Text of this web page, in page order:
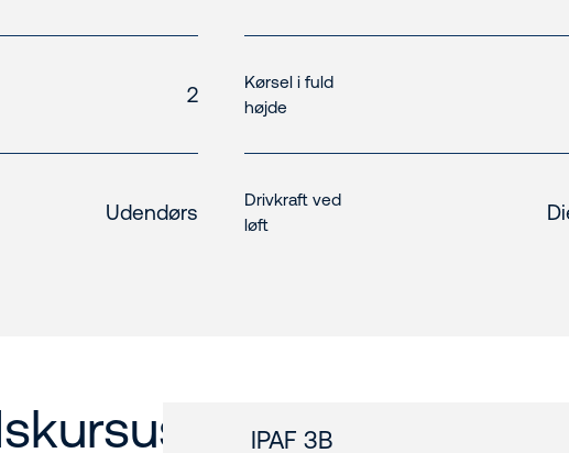
2
Kørsel i fuld
højde
Udendørs
Drivkraft ved
løft
IPAF 3B